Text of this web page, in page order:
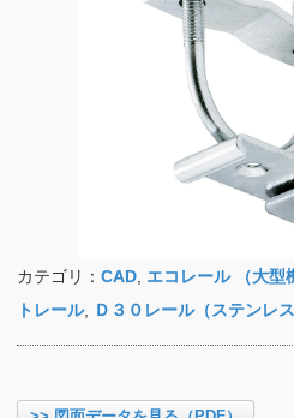
カテゴリ： CAD エコレール （大型
トレール, Ｄ３０レール（ステンレ